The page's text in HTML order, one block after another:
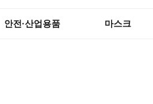
안전·산업용품 마스크